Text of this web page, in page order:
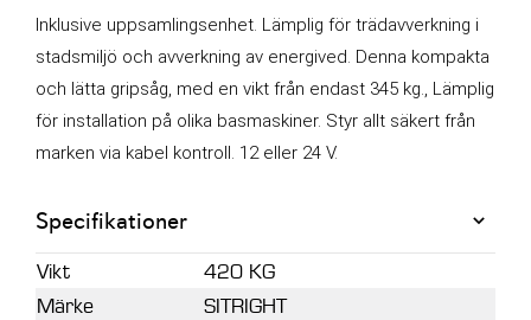
mängd
Inklusive uppsamlingsenhet. Lämplig för trädavverkning i
stadsmiljö och avverkning av energived. Denna kompakta
och lätta gripsåg, med en vikt från endast 345 kg., Lämplig
för installation på olika basmaskiner. Styr allt säkert från
marken via kabel kontroll. 12 eller 24 V.
Specifikationer
Vikt
420 KG
Märke
SITRIGHT